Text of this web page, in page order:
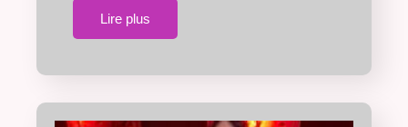
Lire plus